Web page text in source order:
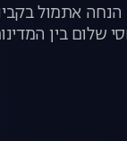
אתמול
שלום בין